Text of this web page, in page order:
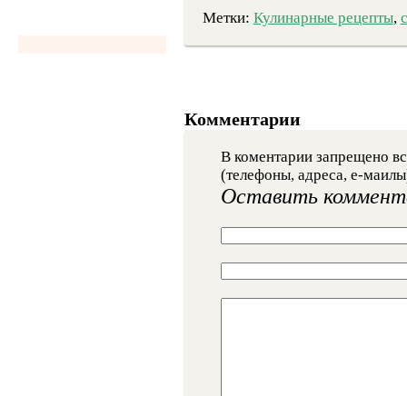
Метки: Кулинарные рецепты,
Комментарии
В коментарии запрещено
(телефоны, адреса, е-
Оставить